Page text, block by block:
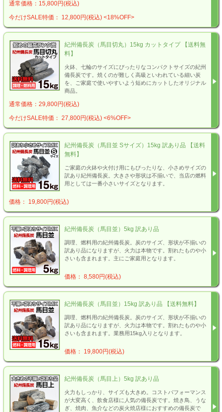
通常価格：15,800円(税込)
今だけSALE特価： 12,800円(税込) <18%OFF>
紀州備長炭（馬目切丸）15kg カットタイプ 【送料無
料】
火鉢、七輪のサイズにぴったりなコンパクトサイズの紀州
備長炭です。焼くのが難しく高級といわれている細い炭
を、ご家庭で使いやすいよう短めにカットしたオリジナル
商品。
通常価格：29,800円(税込)
今だけSALE特価： 27,800円(税込) <6%OFF>
紀州備長炭（馬目並 Sサイズ）15kg 訳あり品 【送料
無料】
ご家庭の火鉢や火付け用にもぴったりな、小さめサイズの
訳あり紀州備長炭。大きさや形状は不揃いで、当店の燃料
用としては一番小さいサイズとなります。
価格： 19,800円(税込)
紀州備長炭（馬目並）5kg 訳あり品
調理、燃料用の紀州備長炭。炭のサイズ、形状が不揃いの
訳あり品になりますが、火力は本物です。割れたものや小
さいも含まれます。主にご家庭用となります。
価格： 8,580円(税込)
紀州備長炭（馬目並）15kg 訳あり品 【送料無料】
調理、燃料用の紀州備長炭。炭のサイズ、形状が不揃いの
訳あり品になりますが、火力は本物です。割れたものや小
さいも含まれます。業務用15kg入りとなります。
価格： 19,800円(税込)
紀州備長炭（馬目上）5kg 訳あり品
火力もしっかり、サイズも大きめ。コストパフォーマンス
が大変高く、飲食店様に人気の備長炭です。焼き鳥、うな
ぎ、焼肉、魚介などの炭火焼店様におすすめの備長炭で